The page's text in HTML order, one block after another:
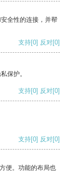
全性的连接，并帮
支持[0] 反对[0]
保护。
支持[0] 反对[0]
支持[0] 反对[0]
便。功能的布局也